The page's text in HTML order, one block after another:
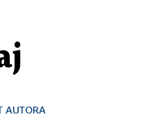
AUTORA